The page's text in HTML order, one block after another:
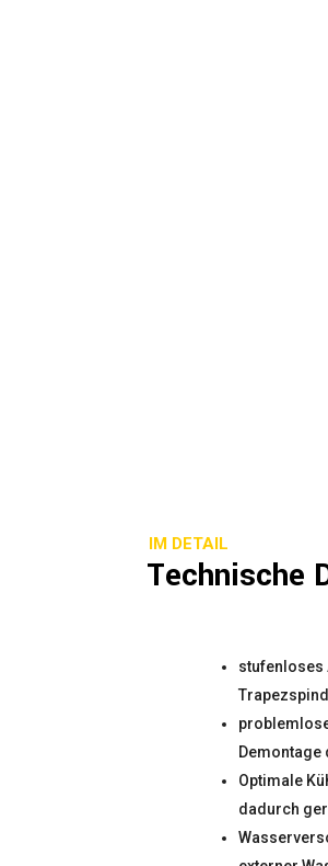
IM DETAIL
Technische
stufenloses
Demontage
Optimale
dadurch